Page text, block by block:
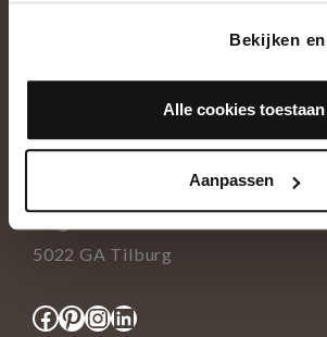
Bekijken
Alle cookies toestaan
Aanpassen
NEEM CONTACT OP
+31(0)13 5362828
5022 GA Tilburg
Facebook
Pinterest
Instagram
LinkedIn